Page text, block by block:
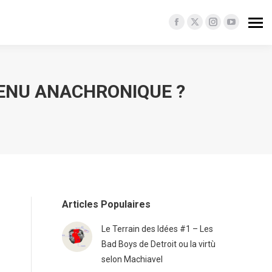
Facebook
new
X
Instagram
YouTube
ANACHRONIQUE ?
Articles Populaires
Le Terrain des Idées #1 – Les
Bad Boys de Detroit ou la virtù
selon Machiavel